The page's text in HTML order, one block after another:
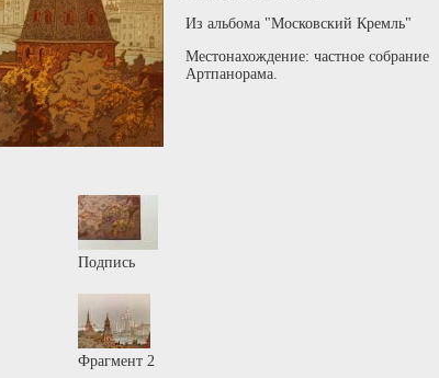
Из альбома "Московский Кремль"
Местонахождение: частное собрание
Артпанорама.
Подпись
Фрагмент 2